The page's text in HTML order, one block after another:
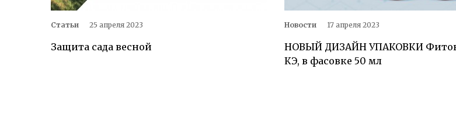
Статьи 25 апреля 2023
Защита сада весной
Новости 17 апреля 2023
НОВЫЙ ДИЗАЙН УПАКОВКИ
КЭ, в фасовке 50 мл